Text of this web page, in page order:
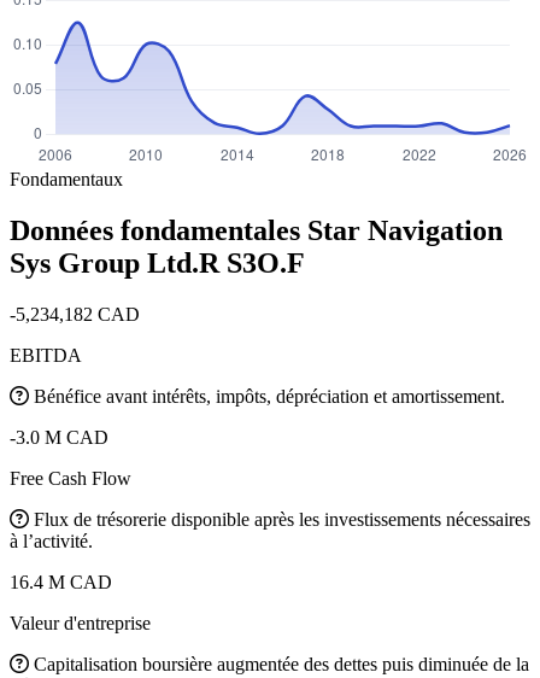
Fondamentaux
Données fondamentales Star Navigation
Sys Group Ltd.R S3O.F
-5,234,182 CAD
EBITDA
Bénéfice avant intérêts, impôts, dépréciation et amortissement.
-3.0 M CAD
Free Cash Flow
Flux de trésorerie disponible après les investissements nécessaires
à l’activité.
16.4 M CAD
Valeur d'entreprise
Capitalisation boursière augmentée des dettes puis diminuée de la